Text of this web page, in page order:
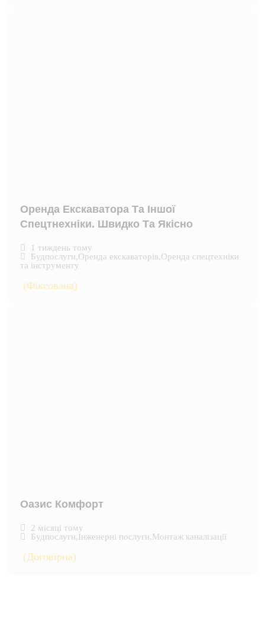
Оренда Екскаватора Та Іншої
Спецтнехніки. Швидко Та Якісно
1 тиждень тому
Будпослуги,Оренда екскаваторів,Оренда спецтехніки
та інструменту
(Фіксована)
Оазис Комфорт
2 місяці тому
Будпослуги,Інженерні послуги,Монтаж каналізації
(Договірна)